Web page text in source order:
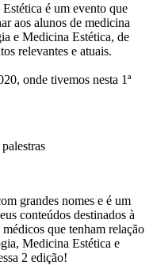
é um evento que
aos alunos de medicina
e Medicina Estética, de
relevantes e atuais.
onde tivemos nesta 1ª
grandes nomes e é um
conteúdos destinados à
que tenham relação
Medicina Estética e
2 edição!